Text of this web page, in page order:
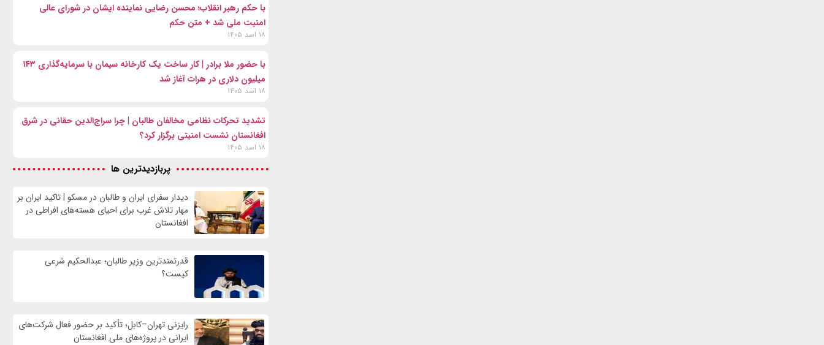
با حکم رهبر انقلاب؛ محسن رضایی نماینده ایشان در شورای عالی
امنیت ملی شد + متن حکم
۱۸ اسد ۱۴۰۵
با حضور ملا برادر | کار ساخت یک کارخانه سیمان با سرمایه‌گذاری ۱۴۳
میلیون دلاری در هرات آغاز شد
۱۸ اسد ۱۴۰۵
تشدید تحرکات نظامی مخالفان طالبان | چرا سراج‌الدین حقانی در شرق
افغانستان نشست امنیتی برگزار کرد؟
۱۸ اسد ۱۴۰۵
پربازدیدترین ها
دیدار سفرای ایران و طالبان در مسکو | تاکید ایران بر
مهار تلاش‌ غرب برای احیای هسته‌های افراطی در
افغانستان
قدرتمندترین وزیر طالبان؛ عبدالحکیم شرعی
کیست؟
رایزنی تهران–کابل؛ تأکید بر حضور فعال شرکت‌های
ایرانی در پروژه‌های ملی افغانستان